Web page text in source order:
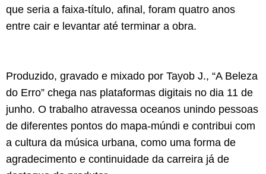
que seria a faixa-título, afinal, foram quatro anos
entre cair e levantar até terminar a obra.
Produzido, gravado e mixado por Tayob J., “A Beleza
do Erro” chega nas plataformas digitais no dia 11 de
junho. O trabalho atravessa oceanos unindo pessoas
de diferentes pontos do mapa-múndi e contribui com
a cultura da música urbana, como uma forma de
agradecimento e continuidade da carreira já de